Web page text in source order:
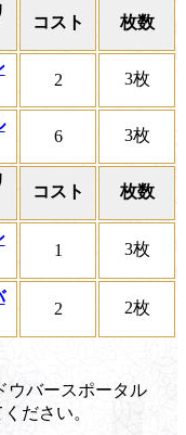
コスト 枚数
2 3枚
6 3枚
コスト 枚数
1 3枚
2 2枚
ウバースポータル
ださい。